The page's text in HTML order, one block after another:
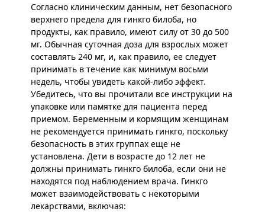
Согласно клиническим данным, нет безопасного
верхнего предела для гинкго билоба, но
продукты, как правило, имеют силу от 30 до 500
мг. Обычная суточная доза для взрослых может
составлять 240 мг, и, как правило, ее следует
принимать в течение как минимум восьми
недель, чтобы увидеть какой-либо эффект.
Убедитесь, что вы прочитали все инструкции на
упаковке или памятке для пациента перед
приемом. Беременным и кормящим женщинам
не рекомендуется принимать гинкго, поскольку
безопасность в этих группах еще не
установлена. Дети в возрасте до 12 лет не
должны принимать гинкго билоба, если они не
находятся под наблюдением врача. Гинкго
может взаимодействовать с некоторыми
лекарствами, включая: